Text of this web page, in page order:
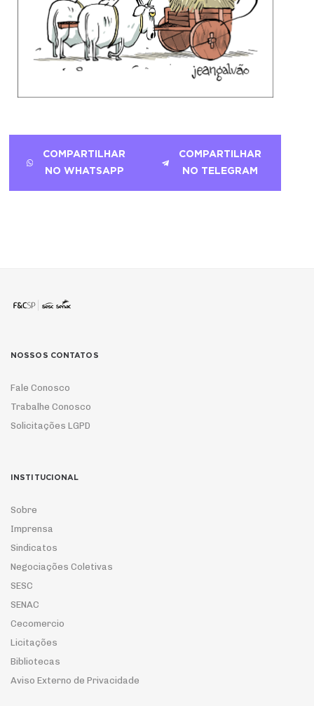
COMPARTILHAR
NO WHATSAPP
COMPARTILHAR
NO TELEGRAM
NOSSOS CONTATOS
Fale Conosco
Trabalhe Conosco
Solicitações LGPD
INSTITUCIONAL
Sobre
Imprensa
Sindicatos
Negociações Coletivas
SESC
SENAC
Cecomercio
Licitações
Bibliotecas
Aviso Externo de Privacidade